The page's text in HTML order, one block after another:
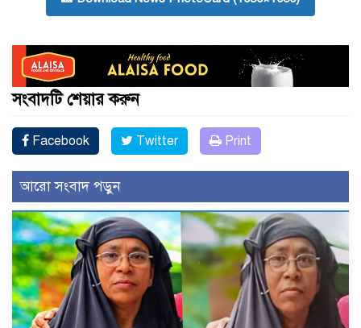
সংবাদটি শেয়ার করুন
Facebook Twitter Print
আরো সংবাদ পড়ুন